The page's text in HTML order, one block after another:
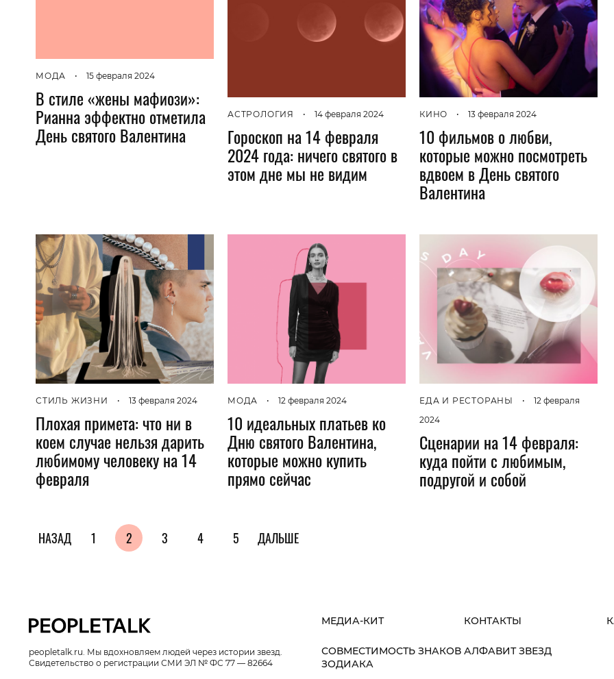
МОДА • 15 февраля 2024
В стиле «жены мафиози»:
Рианна эффектно отметила
День святого Валентина
АСТРОЛОГИЯ • 14 февраля 2024
Гороскоп на 14 февраля
2024 года: ничего святого в
этом дне мы не видим
КИНО • 13 февраля 2024
10 фильмов о любви,
которые можно посмотреть
вдвоем в День святого
Валентина
СТИЛЬ ЖИЗНИ • 13 февраля 2024
Плохая примета: что ни в
коем случае нельзя дарить
любимому человеку на 14
февраля
МОДА • 12 февраля 2024
10 идеальных платьев ко
Дню святого Валентина,
которые можно купить
прямо сейчас
ЕДА И РЕСТОРАНЫ •
12 февраля
2024
Сценарии на 14 февраля:
куда пойти с любимым,
подругой и собой
НАЗАД 1 2 3 4 5 ДАЛЬШЕ
peopletalk.ru. Мы вдохновляем людей через истории звезд.
Свидетельство о регистрации СМИ ЭЛ № ФС 77 — 82664
МЕДИА-КИТ КОНТАКТЫ
СОВМЕСТИМОСТЬ ЗНАКОВ
ЗОДИАКА
АЛФАВИТ ЗВЕЗД